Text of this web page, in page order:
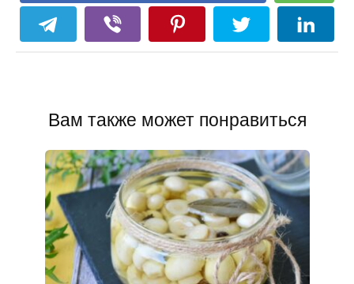
Вам также может понравиться